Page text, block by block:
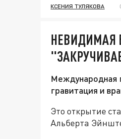
КСЕНИЯ ТУЛЯКОВА
НЕВИДИМАЯ
Международная
гравитация и
Это открытие
Альберта